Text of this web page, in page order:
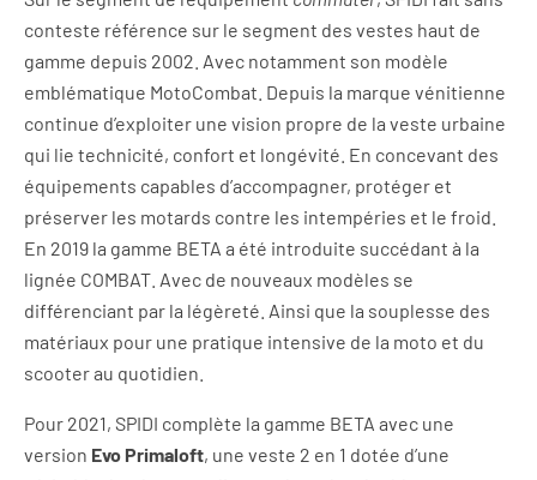
conteste référence sur le segment des vestes haut de
gamme depuis 2002. Avec notamment son modèle
emblématique MotoCombat. Depuis la marque vénitienne
continue d’exploiter une vision propre de la veste urbaine
qui lie technicité, confort et longévité. En concevant des
équipements capables d’accompagner, protéger et
préserver les motards contre les intempéries et le froid.
En 2019 la gamme BETA a été introduite succédant à la
lignée COMBAT. Avec de nouveaux modèles se
différenciant par la légèreté. Ainsi que la souplesse des
matériaux pour une pratique intensive de la moto et du
scooter au quotidien.
Pour 2021, SPIDI complète la gamme BETA avec une
version Evo Primaloft, une veste 2 en 1 dotée d’une